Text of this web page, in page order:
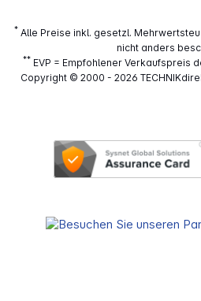
* Alle Preise inkl. gesetzl.
nicht anders
**EVP = Empfohlener Verkaufspreis
Copyright © 2000 - 2026